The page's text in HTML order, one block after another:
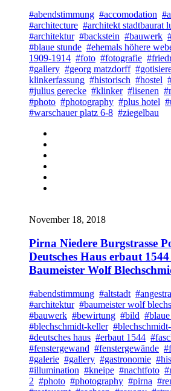
#abendstimmung #accomodation
#architecture #architekt stadtbaurat
#architektur #backstein #bauwerk
#blaue stunde #ehemals höhere
1909-1914 #foto #fotografie
#gallery #georg matzdorff
klinkerfassung #historisch #hostel
#julius gerecke #klinker #lisenen
#photo #photography #plus hotel
#warschauer platz 6-8 #ziegelbau
November 18, 2018
Pirna Niedere Burgstrasse
Deutsches Haus erbaut
Baumeister Wolf
#abendstimmung #altstadt
#architektur #baumeister wolf
#bauwerk #bewirtung #bild
#blechschmidt-keller
#deutsches haus #erbaut 1544
#fenstergewand #fenstergewände
#galerie #gallery #gastronomie
#illumination #kneipe #nachtfoto
2 #photo #photography #pirna